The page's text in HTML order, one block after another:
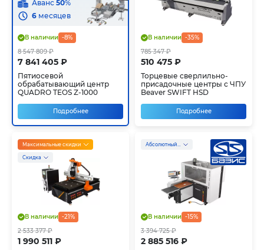
Аванс 50%
6 месяцев
-8%
В наличии
7 841 405 ₽
8 547 809 ₽
Пятиосевой
обрабатывающий центр
QUADRO TEOS Z-1000
Подробнее
-35%
В наличии
510 475 ₽
785 347 ₽
Торцевые сверлильно-
присадочные центры с ЧПУ
Beaver SWIFT HSD
Подробнее
Максимальные скидки
Скидка
-21%
В наличии
1 990 511 ₽
2 533 377 ₽
Абсолютный хит!
-15%
В наличии
2 885 516 ₽
3 394 725 ₽